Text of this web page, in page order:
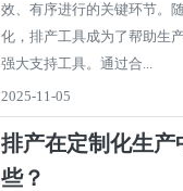
效、有序进行的关键环节。
化，排产工具成为了帮助生
强大支持工具。通过合...
2025-11-05
排产在定制化生产
些？